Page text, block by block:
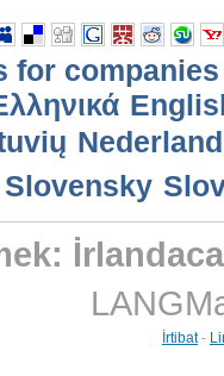
for companies
Slovensky
İrtibat-